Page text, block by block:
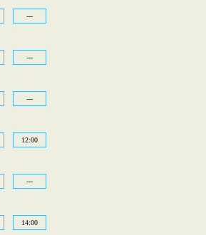
---
---
---
12:00
---
14:00